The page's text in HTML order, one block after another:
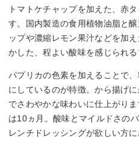
トマトケチャップを加えた、赤
す。国内製造の食用植物油脂と
ップや濃縮レモン果汁などを加
かした、程よい酸味を感じられ
パプリカの色素を加えることで
にしているのが特徴。から揚げ
でさわやかな味わいに仕上がり
は10ヵ月。酸味とマイルドさの
レンチドレッシングが欲しい方に